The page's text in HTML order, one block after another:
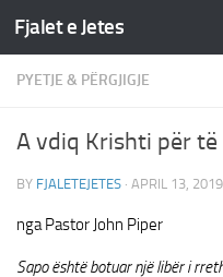
Skip to content
Fjalet e Jetes
PYETJE & PËRGJIGJE
A vdiq Krishti për
BY FJALETEJETES · APRIL 13, 2019
nga Pastor John Piper
Sapo është botuar një libër i